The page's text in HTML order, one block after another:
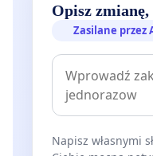
Opisz
Zasilane przez
Napisz własnymi